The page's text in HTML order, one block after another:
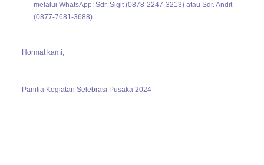
melalui WhatsApp: Sdr. Sigit (0878-2247-3213) atau Sdr. Andit
(0877-7681-3688)
Hormat kami,
Panitia Kegiatan Selebrasi Pusaka 2024